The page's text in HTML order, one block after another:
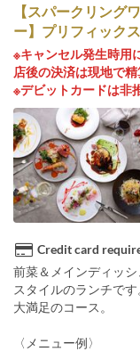
【スパークリング
ー】プリフィック
※キャンセル発生時用
店後の決済は現地で精
※デビットカードは非
Credit card
前菜＆メインディッ
スタイルのランチで
大満足のコース。
〈メニュー例〉